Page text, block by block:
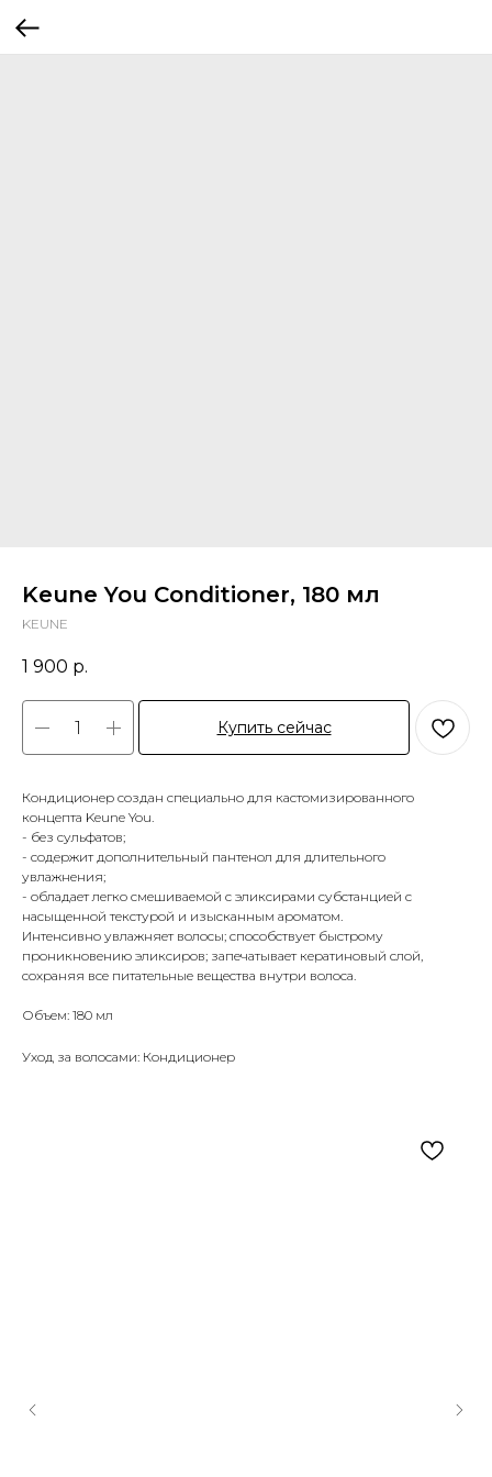
Keune You Conditioner, 180 мл
KEUNE
1 900 р.
Купить сейчас
Кондиционер создан специально для кастомизированного
концепта Keune You.
- без сульфатов;
- содержит дополнительный пантенол для длительного
увлажнения;
- обладает легко смешиваемой с эликсирами субстанцией с
насыщенной текстурой и изысканным ароматом.
Интенсивно увлажняет волосы; способствует быстрому
проникновению эликсиров; запечатывает кератиновый слой,
сохраняя все питательные вещества внутри волоса.
Объем: 180 мл
Уход за волосами: Кондиционер